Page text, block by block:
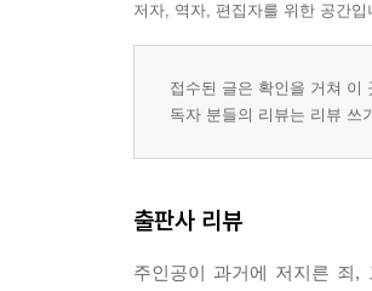
저자, 역자, 편집자를 위한 공간
접수된 글은 확인을 거쳐 이
독자 분들의 리뷰는 리뷰 쓰
출판사 리뷰
주인공이 과거에 저지른 죄,